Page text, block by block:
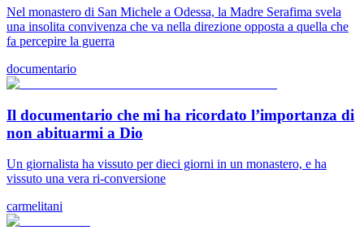
Nel monastero di San Michele a Odessa, la Madre Serafima svela
una insolita convivenza che va nella direzione opposta a quella che
fa percepire la guerra
documentario
Il documentario che mi ha ricordato l’importanza di
non abituarmi a Dio
Un giornalista ha vissuto per dieci giorni in un monastero, e ha
vissuto una vera ri-conversione
carmelitani